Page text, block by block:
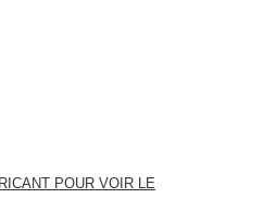
POUR VOIR LE